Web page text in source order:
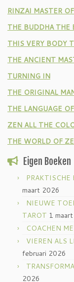
RINZAI MASTER
THE BUDDHA THE
THIS VERY BODY
THE ANCIENT
TURNING IN
THE ORIGINAL
THE LANGUAGE
ZEN ALL THE
THE WORLD OF
Eigen Boeken
maart 2026
NIEUWE
TAROT 1
COACHEN
VIEREN ALS
februari 2026
2026